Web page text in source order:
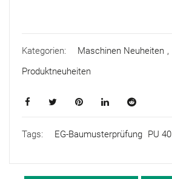
Kategorien: Maschinen Neuheiten ,
Produktneuheiten
Tags: EG-Baumusterprüfung PU 40